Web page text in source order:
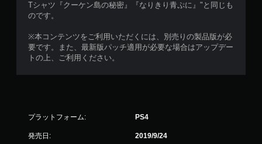
Tシャツ『クーケン島の秘密』『なりきり青ぷに』"と同じも
のです。
※本コンテンツをご利用いただくには、別売りの製品版が必
要です。また、最新版パッチ適用が必要な場合はアップデー
トの上、ご利用ください。
プラットフォーム: PS4
発売日: 2019/9/24